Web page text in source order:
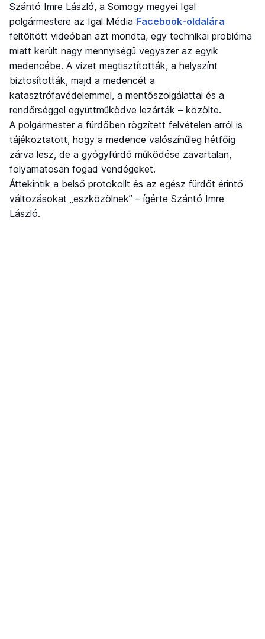
Szántó Imre László, a Somogy megyei Igal
polgármestere az Igal Média Facebook-oldalára
feltöltött videóban azt mondta, egy technikai probléma
miatt került nagy mennyiségű vegyszer az egyik
medencébe. A vizet megtisztították, a helyszínt
biztosították, majd a medencét a
katasztrófavédelemmel, a mentőszolgálattal és a
rendőrséggel együttműködve lezárták – közölte.
A polgármester a fürdőben rögzített felvételen arról is
tájékoztatott, hogy a medence valószínűleg hétfőig
zárva lesz, de a gyógyfürdő működése zavartalan,
folyamatosan fogad vendégeket.
Áttekintik a belső protokollt és az egész fürdőt érintő
változásokat „eszközölnek” – ígérte Szántó Imre
László.